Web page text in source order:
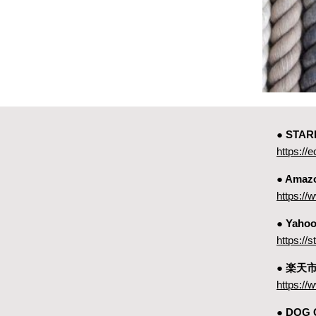
●
https://
●
https://
●
https://
● 楽天
https://
● DOG